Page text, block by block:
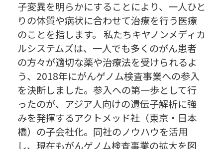
子変異を明らかにすることにより、一人ひと
りの体質や病状に合わせて治療を行う医療
のことを指します。 私たちキヤノンメディカ
ルシステムズは、一人でも多くのがん患者
の方々が適切な薬や治療法を受けられるよ
う、2018年にがんゲノム検査事業への参入
を決断しました。参入への第一歩として行
ったのが、アジア人向けの遺伝子解析に強
みを発揮するアクトメッド社（東京・日本
橋）の子会社化。同社のノウハウを活用
し、現在もがんゲノム検査事業の拡大を図